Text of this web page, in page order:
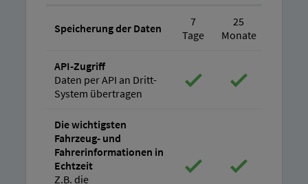
Speicherung der Daten
7
Tage
25
Monate
API-Zugriff
Daten per API an Dritt-
System übertragen
Die wichtigsten
Fahrzeug- und
Fahrerinformationen in
Echtzeit
Z.B. die